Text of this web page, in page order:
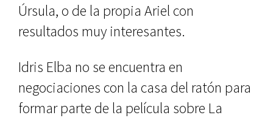
Úrsula, o de la propia Ariel con
resultados muy interesantes.
Idris Elba no se encuentra en
negociaciones con la casa del ratón para
formar parte de la película sobre La